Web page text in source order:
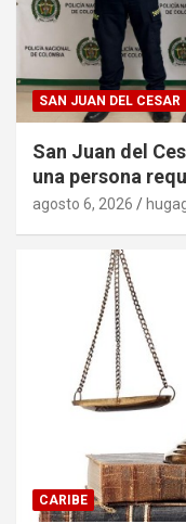
SAN JUAN DEL CESAR
San Juan del
una persona
agosto 6, 2026
CARIBE